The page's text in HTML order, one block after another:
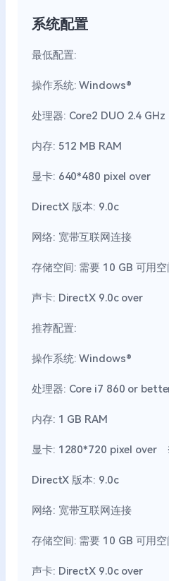
系统配置
最低配置:
操作系统: Windows®
处理器: Core2 DUO 2.4
内存: 512 MB RAM
显卡: 640*480 pixel over
DirectX 版本: 9.0c
网络: 宽带互联网连接
存储空间: 需要 10 GB 可用空
声卡: DirectX 9.0c over
推荐配置:
操作系统: Windows®
处理器: Core i7 860 or
内存: 1 GB RAM
显卡: 1280*720 pixel over
DirectX 版本: 9.0c
网络: 宽带互联网连接
存储空间: 需要 10 GB 可用空
声卡: DirectX 9.0c over